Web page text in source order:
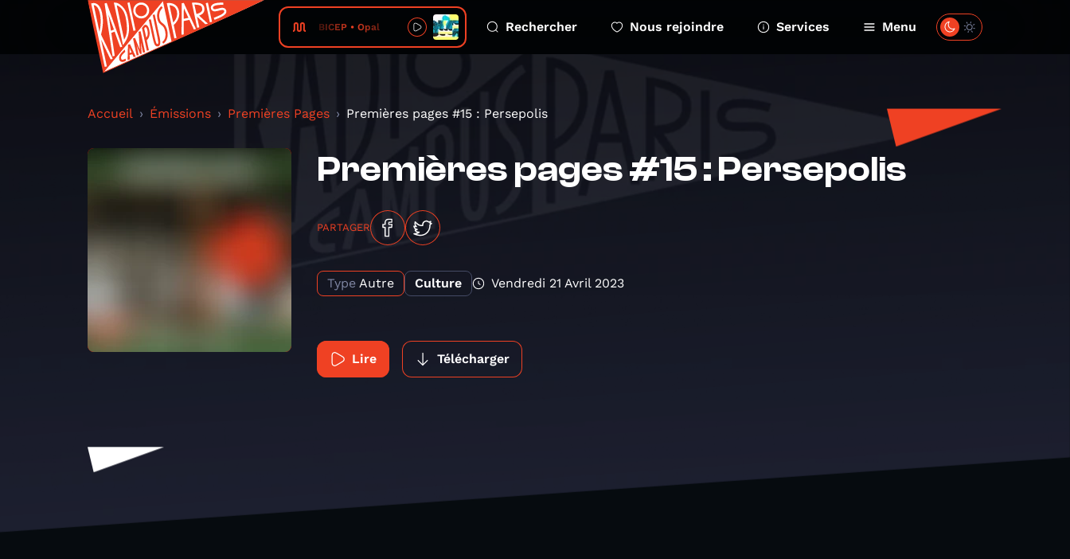
BICEP • Opal Rechercher Nous rejoindre Services Menu
Accueil Émissions Premières Pages Premières pages #15 : Persepolis
Premières pages #15 : Persepolis
PARTAGER
Type Autre Culture Vendredi 21 Avril 2023
Lire Télécharger